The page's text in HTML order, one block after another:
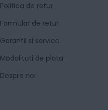
Politica de retur
Formular de retur
Garantii si service
Modalitati de plata
Despre noi